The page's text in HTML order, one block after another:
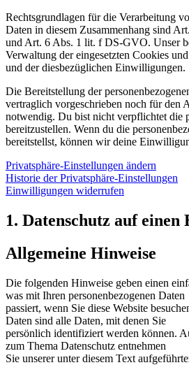
Rechtsgrundlagen für die Verarbeitung
Daten in diesem Zusammenhang sind
und Art. 6 Abs. 1 lit. f DS-GVO. Unser
Verwaltung der eingesetzten Cookies
und der diesbezüglichen Einwilligungen.
Die Bereitstellung der
vertraglich vorgeschrieben noch für den
notwendig. Du bist nicht verpflichtet die
bereitzustellen. Wenn du die
bereitstellst, können wir deine
Privatsphäre-Einstellungen ändern
Historie der Privatsphäre-Einstellungen
Einwilligungen widerrufen
1. Datenschutz auf einen
Allgemeine Hinweise
Die folgenden Hinweise geben einen
was mit Ihren personenbezogenen Daten
passiert, wenn Sie diese Website
Daten sind alle Daten, mit denen Sie
persönlich identifiziert werden können.
zum Thema Datenschutz entnehmen
Sie unserer unter diesem Text